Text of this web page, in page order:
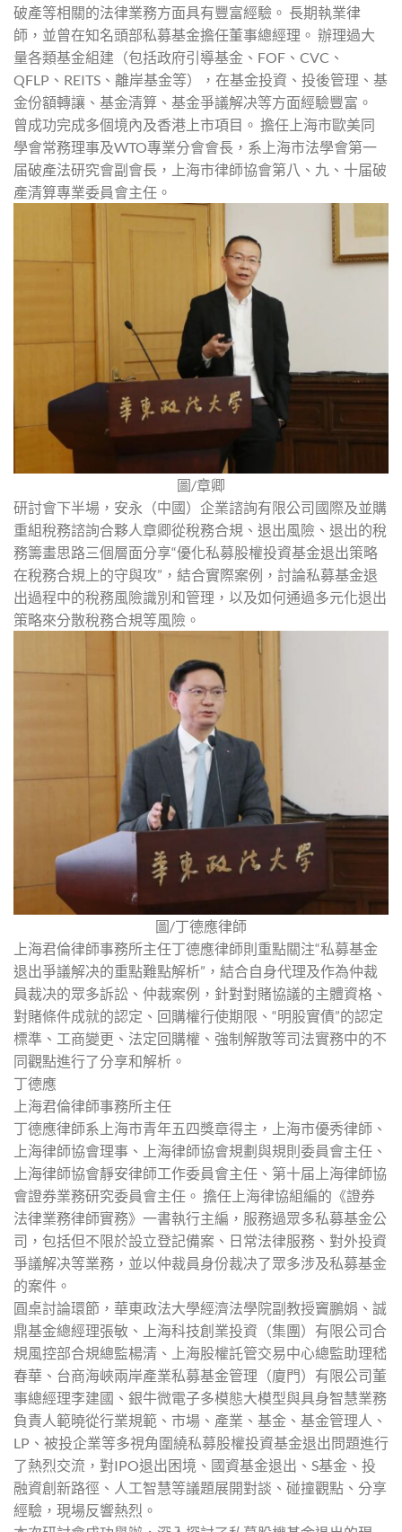
破產等相關的法律業務方面具有豐富經驗。 長期執業律
師，並曾在知名頭部私募基金擔任董事總經理。 辦理過大
量各類基金組建（包括政府引導基金、FOF、CVC、
QFLP、REITS、離岸基金等），在基金投資、投後管理、基
金份額轉讓、基金清算、基金爭議解决等方面經驗豐富。
曾成功完成多個境內及香港上市項目。 擔任上海市歐美同
學會常務理事及WTO專業分會會長，系上海市法學會第一
届破產法研究會副會長，上海市律師協會第八、九、十届破
產清算專業委員會主任。
圖/章卿
研討會下半場，安永（中國）企業諮詢有限公司國際及並購
重組稅務諮詢合夥人章卿從稅務合規、退出風險、退出的稅
務籌畫思路三個層面分享“優化私募股權投資基金退出策略
在稅務合規上的守與攻”，結合實際案例，討論私募基金退
出過程中的稅務風險識別和管理，以及如何通過多元化退出
策略來分散稅務合規等風險。
圖/丁德應律師
上海君倫律師事務所主任丁德應律師則重點關注“私募基金
退出爭議解决的重點難點解析”，結合自身代理及作為仲裁
員裁决的眾多訴訟、仲裁案例，針對對賭協議的主體資格、
對賭條件成就的認定、回購權行使期限、“明股實債”的認定
標準、工商變更、法定回購權、強制解散等司法實務中的不
同觀點進行了分享和解析。
丁德應
上海君倫律師事務所主任
丁德應律師系上海市青年五四獎章得主，上海市優秀律師、
上海律師協會理事、上海律師協會規劃與規則委員會主任、
上海律師協會靜安律師工作委員會主任、第十届上海律師協
會證券業務研究委員會主任。 擔任上海律協組編的《證券
法律業務律師實務》一書執行主編，服務過眾多私募基金公
司，包括但不限於設立登記備案、日常法律服務、對外投資
爭議解决等業務，並以仲裁員身份裁决了眾多涉及私募基金
的案件。
圓桌討論環節，華東政法大學經濟法學院副教授竇鵬娟、誠
鼎基金總經理張敏、上海科技創業投資（集團）有限公司合
規風控部合規總監楊清、上海股權託管交易中心總監助理嵇
春華、台商海峽兩岸產業私募基金管理（廈門）有限公司董
事總經理李建國、銀牛微電子多模態大模型與具身智慧業務
負責人範曉從行業規範、市場、產業、基金、基金管理人、
LP、被投企業等多視角圍繞私募股權投資基金退出問題進行
了熱烈交流，對IPO退出困境、國資基金退出、S基金、投
融資創新路徑、人工智慧等議題展開對談、碰撞觀點、分享
經驗，現場反響熱烈。